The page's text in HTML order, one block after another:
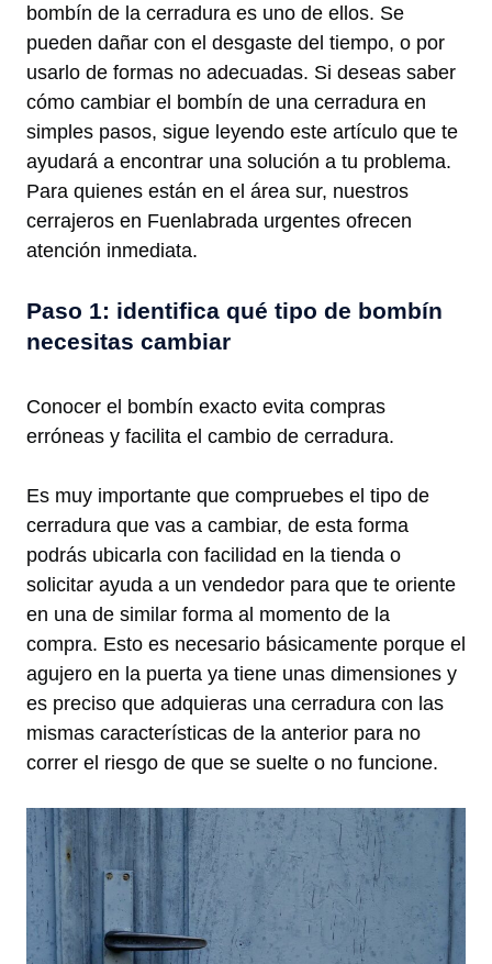
bombín de la cerradura es uno de ellos. Se
pueden dañar con el desgaste del tiempo, o por
usarlo de formas no adecuadas. Si deseas saber
cómo cambiar el bombín de una cerradura en
simples pasos, sigue leyendo este artículo que te
ayudará a encontrar una solución a tu problema.
Para quienes están en el área sur, nuestros
cerrajeros en Fuenlabrada urgentes ofrecen
atención inmediata.
Paso 1: identifica qué tipo de bombín
necesitas cambiar
Conocer el bombín exacto evita compras
erróneas y facilita el cambio de cerradura.
Es muy importante que compruebes el tipo de
cerradura que vas a cambiar, de esta forma
podrás ubicarla con facilidad en la tienda o
solicitar ayuda a un vendedor para que te oriente
en una de similar forma al momento de la
compra. Esto es necesario básicamente porque el
agujero en la puerta ya tiene unas dimensiones y
es preciso que adquieras una cerradura con las
mismas características de la anterior para no
correr el riesgo de que se suelte o no funcione.